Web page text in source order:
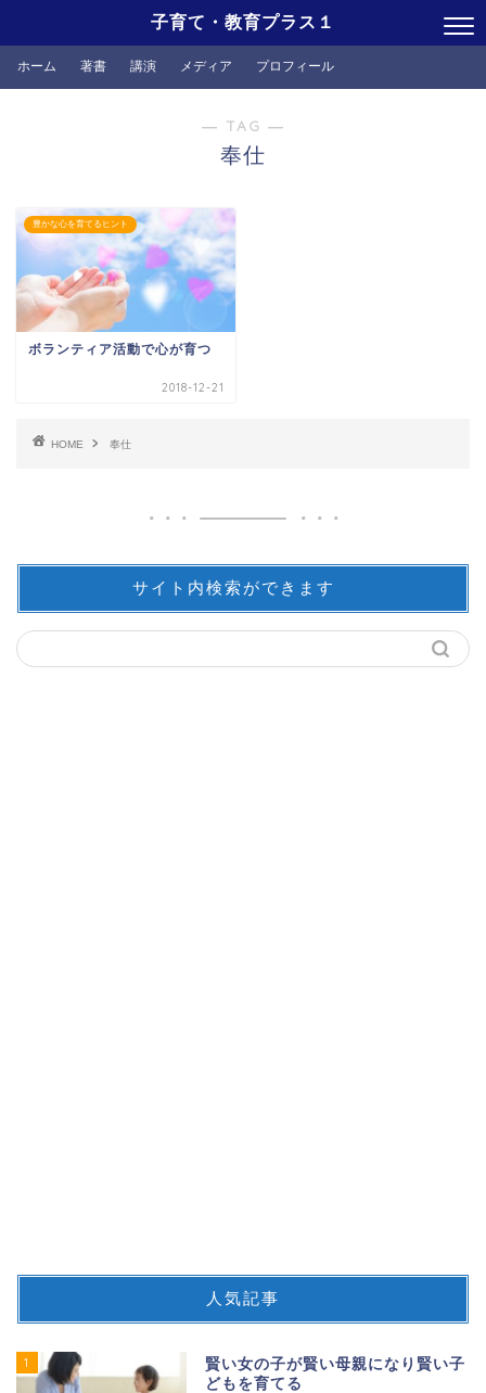
子育て・教育プラス１
ホーム 著書 講演 メディア プロフィール
― TAG ―
奉仕
豊かな心を育てるヒント
ボランティア活動で心が育つ
2018-12-21
HOME 奉仕
サイト内検索ができます
人気記事
1
賢い女の子が賢い母親になり賢い子
どもを育てる